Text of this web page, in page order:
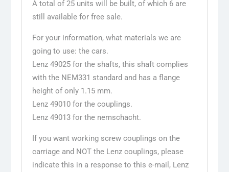
A total of 25 units will be built, of which 6 are
still available for free sale.
For your information, what materials we are
going to use: the cars.
Lenz 49025 for the shafts, this shaft complies
with the NEM331 standard and has a flange
height of only 1.15 mm.
Lenz 49010 for the couplings.
Lenz 49013 for the nemschacht.
If you want working screw couplings on the
carriage and NOT the Lenz couplings, please
indicate this in a response to this e-mail, Lenz